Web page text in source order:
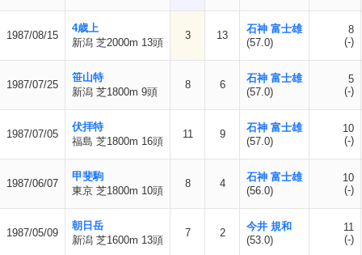
1987/08/15
4歳上
新潟 芝2000m 13頭
3 13
石神 富士雄
(57.0)
8
(-)
1987/07/25
笹山特
新潟 芝1800m 9頭
8 6
石神 富士雄
(57.0)
5
(-)
1987/07/05
伏拝特
福島 芝1800m 16頭
11 9
石神 富士雄
(57.0)
10
(-)
1987/06/07
甲斐駒
東京 芝1800m 10頭
8 4
石神 富士雄
(56.0)
10
(-)
1987/05/09
朝日岳
新潟 芝1600m 13頭
7 2
今井 規和
(53.0)
11
(-)